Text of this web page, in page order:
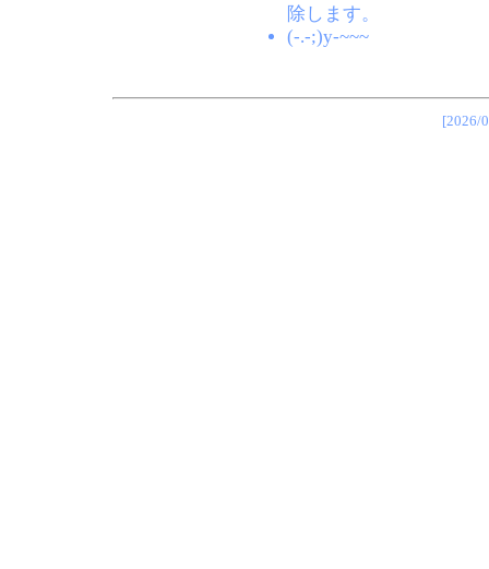
除します。
(-.-;)y-~~~
[2026/